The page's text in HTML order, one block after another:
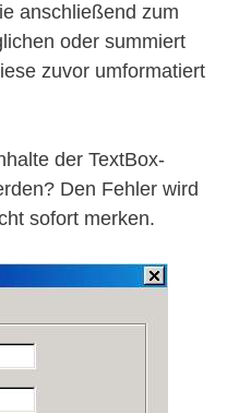
anschließend zum
oder summiert
zuvor umformatiert
der TextBox-
Den Fehler wird
sofort merken.